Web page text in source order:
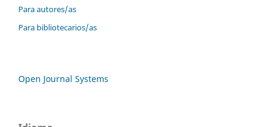
Para autores/as
Para bibliotecarios/as
Open Journal Systems